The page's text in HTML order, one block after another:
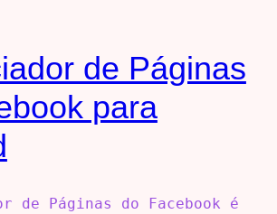
de Páginas
para
de Páginas do Facebook é